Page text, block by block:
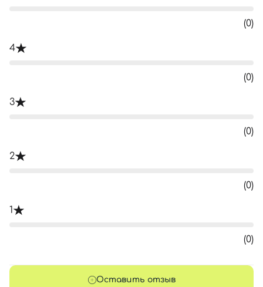
(0)
4
(0)
3
(0)
2
(0)
1
(0)
Оставить отзыв